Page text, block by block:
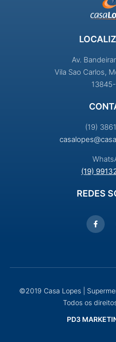
Av.
Vila Sao Carlos,
(19)
(19)
REDES
©2019 Casa Lopes |
Todos os
PD3